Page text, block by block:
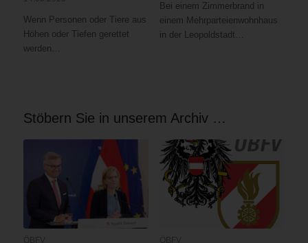
Wenn Personen oder Tiere aus
Höhen oder Tiefen gerettet
werden…
Bei einem Zimmerbrand in
einem Mehrparteienwohnhaus
in der Leopoldstadt…
Stöbern Sie in unserem Archiv …